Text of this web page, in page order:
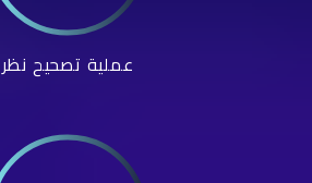
عملية تصحيح نظر